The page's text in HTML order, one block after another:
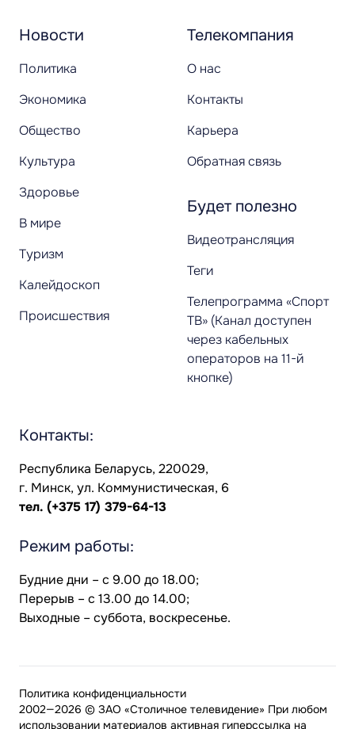
Новости
Политика
Экономика
Общество
Культура
Здоровье
В мире
Туризм
Калейдоскоп
Происшествия
Телекомпания
О нас
Контакты
Карьера
Обратная связь
Будет полезно
Видеотрансляция
Теги
Телепрограмма «Спорт
ТВ» (Канал доступен
через кабельных
операторов на 11-й
кнопке)
Контакты:
Республика Беларусь, 220029,
г. Минск, ул. Коммунистическая, 6
тел. (+375 17) 379-64-13
Режим работы:
Будние дни – с 9.00 до 18.00;
Перерыв – с 13.00 до 14.00;
Выходные – суббота, воскресенье.
2002—2026 © ЗАО «Столичное телевидение» При любом
использовании материалов активная гиперссылка на
Политика конфиденциальности